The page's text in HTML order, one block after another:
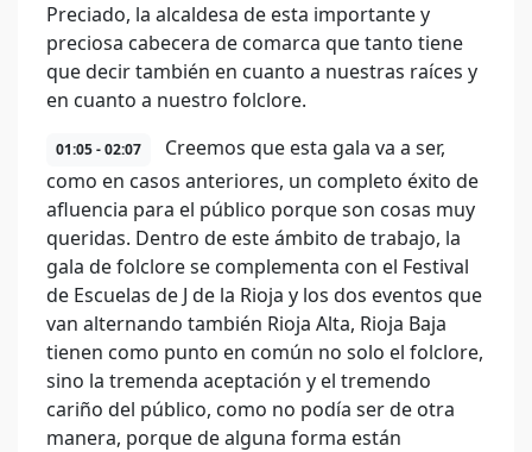
Preciado, la alcaldesa de esta importante y
preciosa cabecera de comarca que tanto tiene
que decir también en cuanto a nuestras raíces y
en cuanto a nuestro folclore.
01:05 - 02:07
Creemos que esta gala va a ser,
como en casos anteriores, un completo éxito de
afluencia para el público porque son cosas muy
queridas. Dentro de este ámbito de trabajo, la
gala de folclore se complementa con el Festival
de Escuelas de J de la Rioja y los dos eventos que
van alternando también Rioja Alta, Rioja Baja
tienen como punto en común no solo el folclore,
sino la tremenda aceptación y el tremendo
cariño del público, como no podía ser de otra
manera, porque de alguna forma están